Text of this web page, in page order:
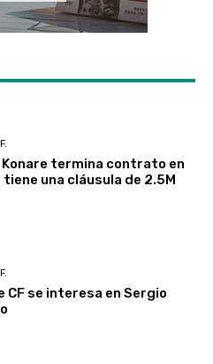
Konare termina contrato en
tiene una cláusula de 2.5M
CF se interesa en Sergio